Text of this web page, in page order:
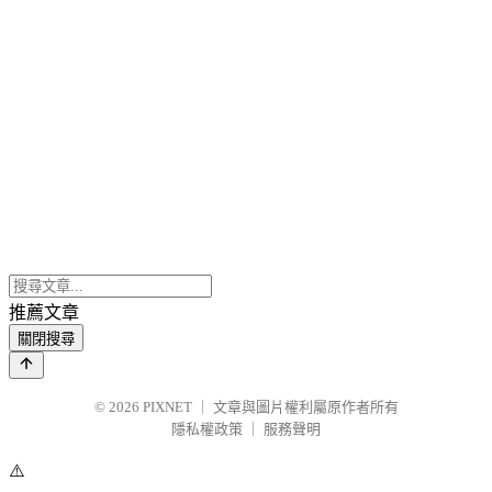
推薦文章
關閉搜尋
© 2026 PIXNET
文章與圖片權利屬原作者所有
隱私權政策
服務聲明
⚠️